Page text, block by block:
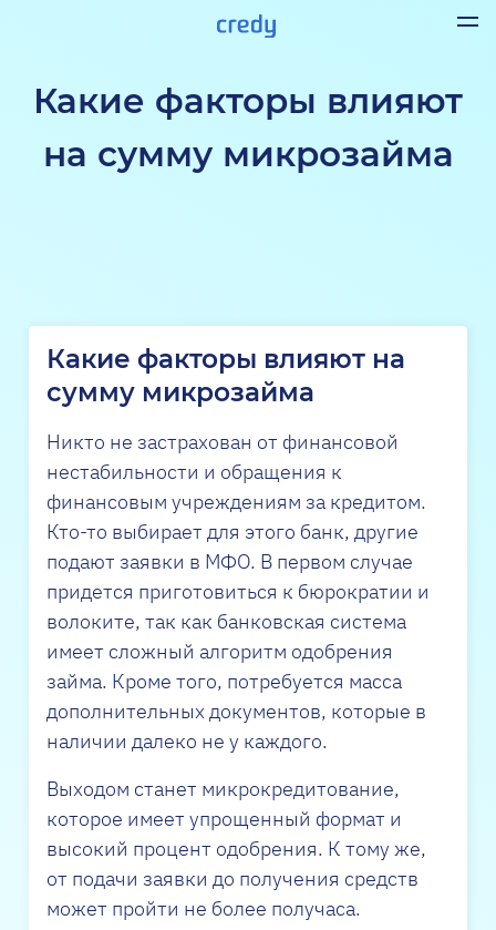
Какие факторы влияют
на сумму микрозайма
Какие факторы влияют на
сумму микрозайма
Никто не застрахован от финансовой
нестабильности и обращения к
финансовым учреждениям за кредитом.
Кто-то выбирает для этого банк, другие
подают заявки в МФО. В первом случае
придется приготовиться к бюрократии и
волоките, так как банковская система
имеет сложный алгоритм одобрения
займа. Кроме того, потребуется масса
дополнительных документов, которые в
наличии далеко не у каждого.
Выходом станет микрокредитование,
которое имеет упрощенный формат и
высокий процент одобрения. К тому же,
от подачи заявки до получения средств
может пройти не более получаса.